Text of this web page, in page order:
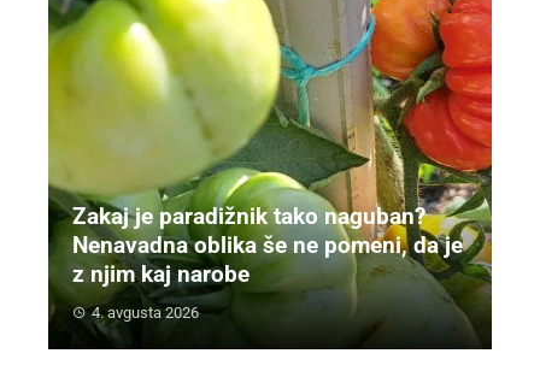
Zakaj je paradižnik tako naguban?
Nenavadna oblika še ne pomeni, da je
z njim kaj narobe
4. avgusta 2026